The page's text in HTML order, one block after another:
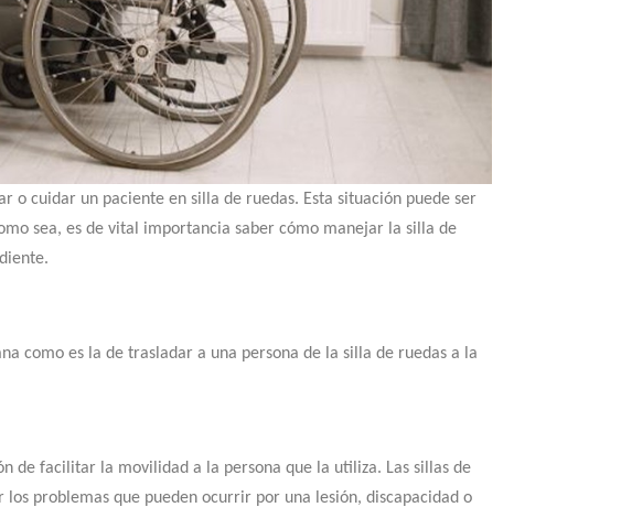
o cuidar un paciente en silla de ruedas. Esta situación puede ser
sea, es de vital importancia saber cómo manejar la silla de
como es la de trasladar a una persona de la silla de ruedas a la
de facilitar la movilidad a la persona que la utiliza. Las sillas de
problemas que pueden ocurrir por una lesión, discapacidad o